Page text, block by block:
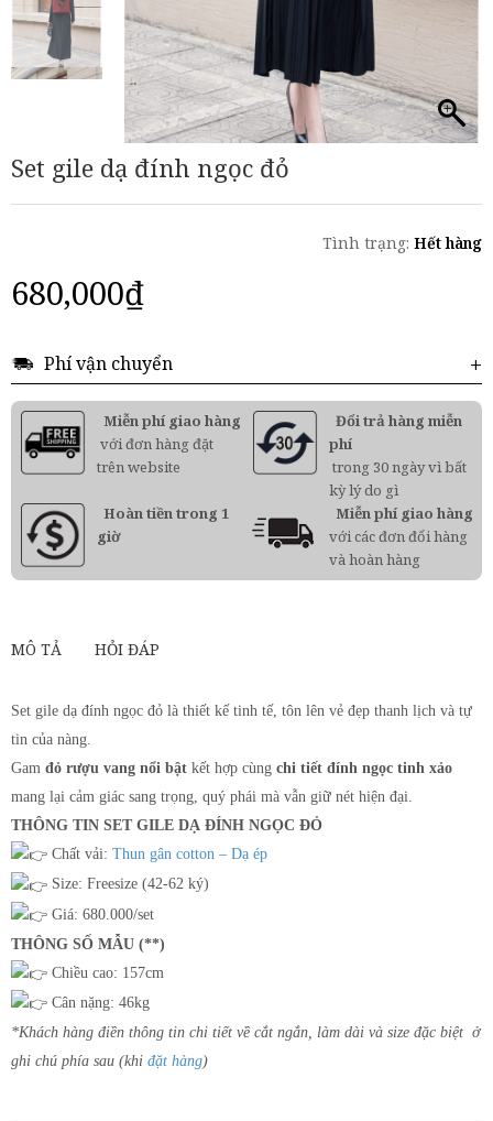
Set gile dạ đính ngọc đỏ
Tình trạng: Hết hàng
680,000₫
Phí vận chuyển
Miễn phí giao hàng
với đơn hàng đặt
trên website
Đổi trả hàng miễn
phí
trong 30 ngày vì bất
kỳ lý do gì
Hoàn tiền trong 1
giờ
Miễn phí giao hàng
với các đơn đổi hàng
và hoàn hàng
MÔ TẢ HỎI ĐÁP
Set gile dạ đính ngọc đỏ là thiết kế tinh tế, tôn lên vẻ đẹp thanh lịch và tự
tin của nàng.
Gam đỏ rượu vang nổi bật kết hợp cùng chi tiết đính ngọc tinh xảo
mang lại cảm giác sang trọng, quý phái mà vẫn giữ nét hiện đại.
THÔNG TIN SET GILE DẠ ĐÍNH NGỌC ĐỎ
Chất vải: Thun gân cotton – Dạ ép
Size: Freesize (42-62 ký)
Giá: 680.000/set
THÔNG SỐ MẪU (**)
Chiều cao: 157cm
Cân nặng: 46kg
*Khách hàng điền thông tin chi tiết về cắt ngắn, làm dài và size đặc biệt ở
ghi chú phía sau (khi đặt hàng)